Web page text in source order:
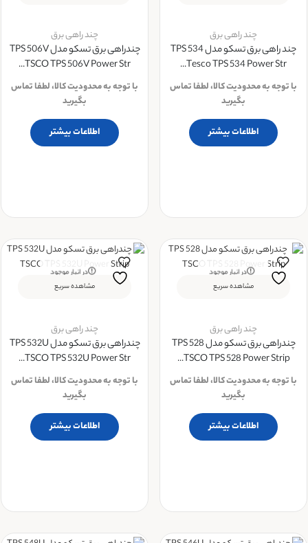
چند راهی برق
چند راهی برق تسکو مدل TPS 534
Tesco TPS 534 Power Str...
با توجه به محدودیت کالا، لطفا تماس
بگیرید
اطلاعات بیشتر
چند راهی برق
چندراهی برق تسکو مدل TPS 506V
TSCO TPS 506V Power Str...
با توجه به محدودیت کالا، لطفا تماس
بگیرید
اطلاعات بیشتر
در انبار موجود
نمی باشد
مشاهده سریع
چند راهی برق
چندراهی برق تسکو مدل TPS 528
TSCO TPS 528 Power Strip...
با توجه به محدودیت کالا، لطفا تماس
بگیرید
اطلاعات بیشتر
در انبار موجود
نمی باشد
مشاهده سریع
چند راهی برق
چندراهی برق تسکو مدل TPS 532U
TSCO TPS 532U Power Str...
با توجه به محدودیت کالا، لطفا تماس
بگیرید
اطلاعات بیشتر